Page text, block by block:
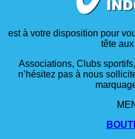
est à votre disposition pour
tête
Associations, Clubs
n’hésitez pas à nous